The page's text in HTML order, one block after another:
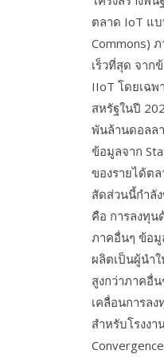
ตลาด IoT แ
Commons)
เร็วที่สุด จาก
IIoT โดยเฉ
สหรัฐในปี
พันล้านดอลล
ข้อมูลจาก
ของรายได้ต
สัดส่วนนี้กำลั
คือ การลงทุน
ภาคอื่นๆ ข้อมู
ผลิตเป็นผู้นำ
สูงกว่าภาคอื่
เคลื่อนการล
สำหรับโรงง